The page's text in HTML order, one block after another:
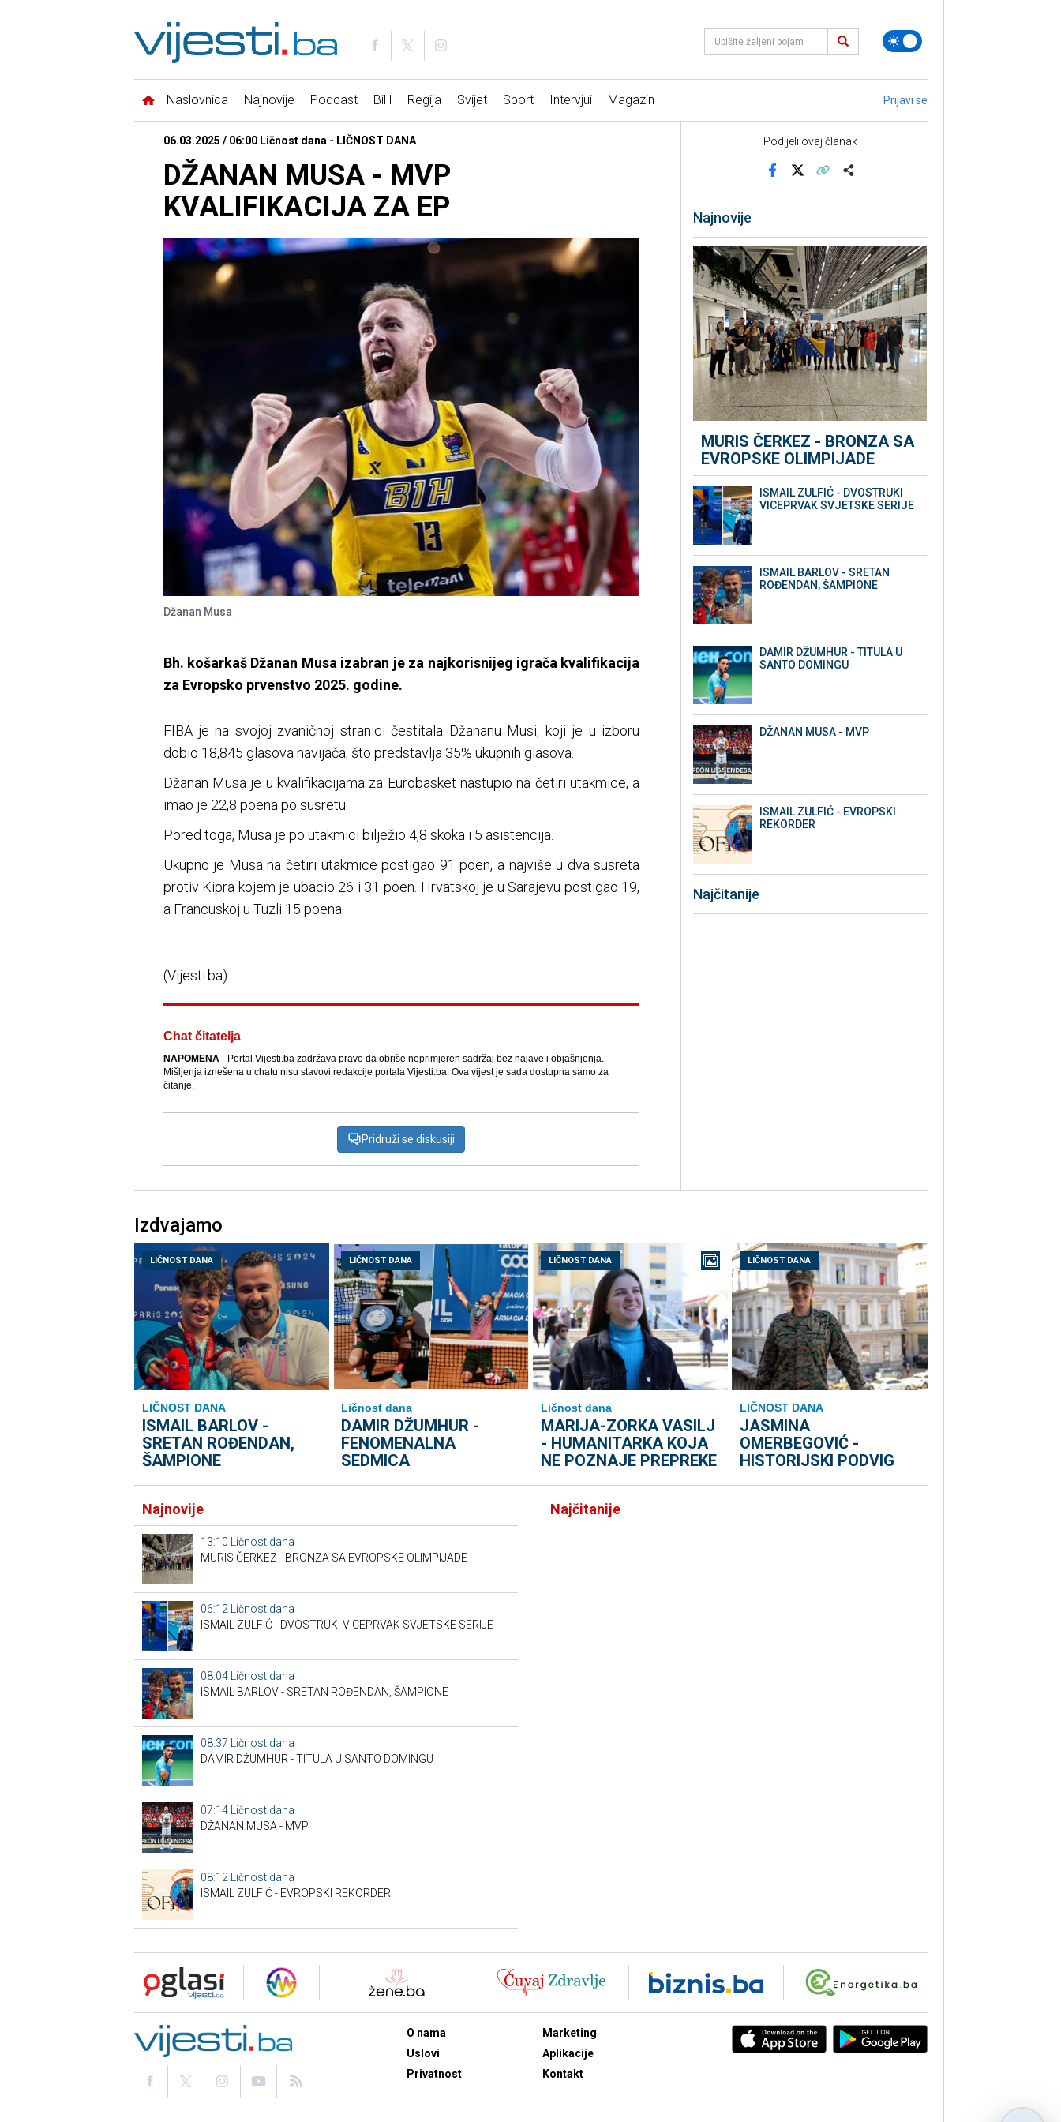
Naslovnica Najnovije Podcast BiH Regija Svijet Sport Intervjui Magazin Prijavi se
06.03.2025 / 06:00 Ličnost dana - LIČNOST DANA
DŽANAN MUSA - MVP
KVALIFIKACIJA ZA EP
Džanan Musa
Bh. košarkaš Džanan Musa izabran je za najkorisnijeg igrača kvalifikacija
za Evropsko prvenstvo 2025. godine.
FIBA je na svojoj zvaničnoj stranici čestitala Džananu Musi, koji je u izboru
dobio 18,845 glasova navijača, što predstavlja 35% ukupnih glasova.
Džanan Musa je u kvalifikacijama za Eurobasket nastupio na četiri utakmice, a
imao je 22,8 poena po susretu.
Pored toga, Musa je po utakmici bilježio 4,8 skoka i 5 asistencija.
Ukupno je Musa na četiri utakmice postigao 91 poen, a najviše u dva susreta
protiv Kipra kojem je ubacio 26 i 31 poen. Hrvatskoj je u Sarajevu postigao 19,
a Francuskoj u Tuzli 15 poena.
(Vijesti.ba)
Chat čitatelja
NAPOMENA- Portal Vijesti.ba zadržava pravo da obriše neprimjeren sadržaj bez najave i objašnjenja.
Mišljenja iznešena u chatu nisu stavovi redakcije portala Vijesti.ba. Ova vijest je sada dostupna samo za
čitanje.
Pridruži se diskusiji
Podijeli ovaj članak
Najnovije
MURIS ČERKEZ - BRONZA SA
EVROPSKE OLIMPIJADE
ISMAIL ZULFIĆ - DVOSTRUKI
VICEPRVAK SVJETSKE SERIJE
ISMAIL BARLOV - SRETAN
ROĐENDAN, ŠAMPIONE
DAMIR DŽUMHUR - TITULA U
SANTO DOMINGU
DŽANAN MUSA - MVP
ISMAIL ZULFIĆ - EVROPSKI
REKORDER
Najčitanije
Izdvajamo
LIČNOST DANA
LIČNOST DANA
ISMAIL BARLOV -
SRETAN ROĐENDAN,
ŠAMPIONE
LIČNOST DANA
Ličnost dana
DAMIR DŽUMHUR -
FENOMENALNA
SEDMICA
LIČNOST DANA
Ličnost dana
MARIJA-ZORKA VASILJ
- HUMANITARKA KOJA
NE POZNAJE PREPREKE
LIČNOST DANA
LIČNOST DANA
JASMINA
OMERBEGOVIĆ -
HISTORIJSKI PODVIG
Najnovije
13:10 Ličnost dana
MURIS ČERKEZ - BRONZA SA EVROPSKE OLIMPIJADE
06:12 Ličnost dana
ISMAIL ZULFIĆ - DVOSTRUKI VICEPRVAK SVJETSKE SERIJE
08:04 Ličnost dana
ISMAIL BARLOV - SRETAN ROĐENDAN, ŠAMPIONE
08:37 Ličnost dana
DAMIR DŽUMHUR - TITULA U SANTO DOMINGU
07:14 Ličnost dana
DŽANAN MUSA - MVP
08:12 Ličnost dana
ISMAIL ZULFIĆ - EVROPSKI REKORDER
Najčitanije
O nama
Uslovi
Privatnost
Marketing
Aplikacije
Kontakt